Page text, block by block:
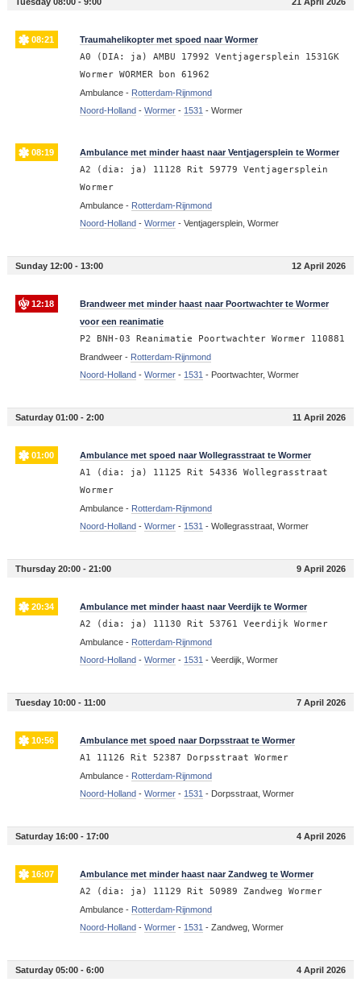
08:21 Traumahelikopter met spoed naar Wormer
A0 (DIA: ja) AMBU 17992 Ventjagersplein 1531GK
Wormer WORMER bon 61962
Ambulance - Rotterdam-Rijnmond
Noord-Holland- Wormer- 1531 - Wormer
08:19 Ambulance met minder haast naar Ventjagersplein te Wormer
A2 (dia: ja) 11128 Rit 59779 Ventjagersplein
Wormer
Ambulance - Rotterdam-Rijnmond
Noord-Holland- Wormer- Ventjagersplein, Wormer
Sunday 12:00 - 13:00 12 April 2026
12:18
Brandweer met minder haast naar Poortwachter te Wormer
voor een reanimatie
P2 BNH-03 Reanimatie Poortwachter Wormer 110881
Brandweer - Rotterdam-Rijnmond
Noord-Holland- Wormer- 1531 - Poortwachter, Wormer
Saturday 01:00 - 2:00 11 April 2026
01:00 Ambulance met spoed naar Wollegrasstraat te Wormer
A1 (dia: ja) 11125 Rit 54336 Wollegrasstraat
Wormer
Ambulance - Rotterdam-Rijnmond
Noord-Holland- Wormer- 1531 - Wollegrasstraat, Wormer
Thursday 20:00 - 21:00 9 April 2026
20:34 Ambulance met minder haast naar Veerdijk te Wormer
A2 (dia: ja) 11130 Rit 53761 Veerdijk Wormer
Ambulance - Rotterdam-Rijnmond
Noord-Holland- Wormer- 1531 - Veerdijk, Wormer
Tuesday 10:00 - 11:00 7 April 2026
10:56 Ambulance met spoed naar Dorpsstraat te Wormer
A1 11126 Rit 52387 Dorpsstraat Wormer
Ambulance - Rotterdam-Rijnmond
Noord-Holland- Wormer- 1531 - Dorpsstraat, Wormer
Saturday 16:00 - 17:00 4 April 2026
16:07 Ambulance met minder haast naar Zandweg te Wormer
A2 (dia: ja) 11129 Rit 50989 Zandweg Wormer
Ambulance - Rotterdam-Rijnmond
Noord-Holland- Wormer- 1531 - Zandweg, Wormer
Saturday 05:00 - 6:00 4 April 2026